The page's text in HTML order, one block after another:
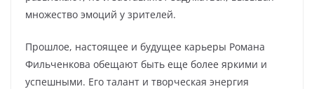
множество эмоций у зрителей.
Прошлое, настоящее и будущее карьеры Романа
Фильченкова обещают быть еще более яркими и
успешными. Его талант и творческая энергия